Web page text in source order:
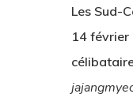
Les Sud-
14 février